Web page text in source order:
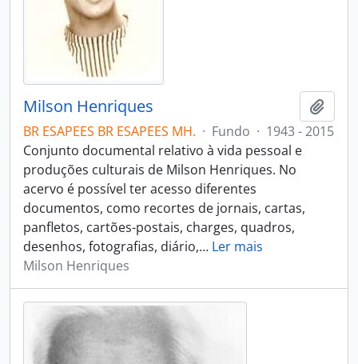
Milson Henriques
BR ESAPEES BR ESAPEES MH. · Fundo · 1943 - 2015
Conjunto documental relativo à vida pessoal e
produções culturais de Milson Henriques. No
acervo é possível ter acesso diferentes
documentos, como recortes de jornais, cartas,
panfletos, cartões-postais, charges, quadros,
desenhos, fotografias, diário,… Ler mais
Milson Henriques